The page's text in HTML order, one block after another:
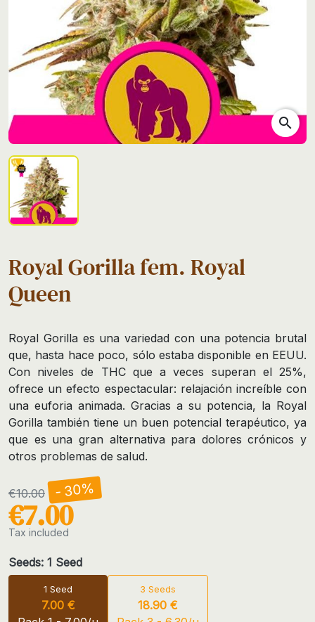
search
Royal Gorilla fem. Royal
Queen
Royal Gorilla es una variedad con una potencia brutal
que, hasta hace poco, sólo estaba disponible en EEUU.
Con niveles de THC que a veces superan el 25%,
ofrece un efecto espectacular: relajación increíble con
una euforia animada. Gracias a su potencia, la Royal
Gorilla también tiene un buen potencial terapéutico, ya
que es una gran alternativa para dolores crónicos y
otros problemas de salud.
€10.00 - 30%
€7.00
Tax included
Seeds: 1 Seed
1 Seed
7.00 €
3 Seeds
18.90 €